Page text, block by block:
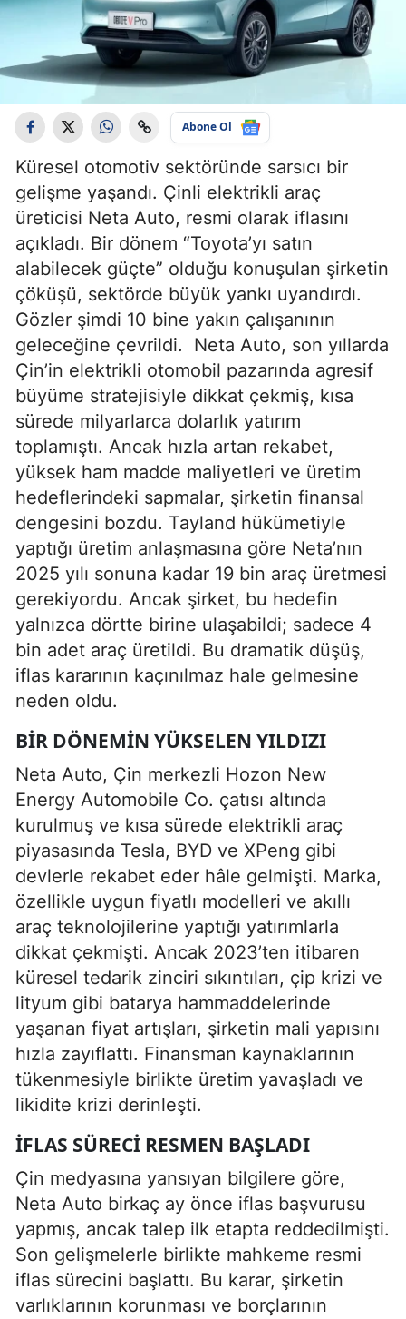
Abone Ol
Küresel otomotiv sektöründe sarsıcı bir
gelişme yaşandı. Çinli elektrikli araç
üreticisi Neta Auto, resmi olarak iflasını
açıkladı. Bir dönem “Toyota’yı satın
alabilecek güçte” olduğu konuşulan şirketin
çöküşü, sektörde büyük yankı uyandırdı.
Gözler şimdi 10 bine yakın çalışanının
geleceğine çevrildi. Neta Auto, son yıllarda
Çin’in elektrikli otomobil pazarında agresif
büyüme stratejisiyle dikkat çekmiş, kısa
sürede milyarlarca dolarlık yatırım
toplamıştı. Ancak hızla artan rekabet,
yüksek ham madde maliyetleri ve üretim
hedeflerindeki sapmalar, şirketin finansal
dengesini bozdu. Tayland hükümetiyle
yaptığı üretim anlaşmasına göre Neta’nın
2025 yılı sonuna kadar 19 bin araç üretmesi
gerekiyordu. Ancak şirket, bu hedefin
yalnızca dörtte birine ulaşabildi; sadece 4
bin adet araç üretildi. Bu dramatik düşüş,
iflas kararının kaçınılmaz hale gelmesine
neden oldu.
BIR DÖNEMIN YÜKSELEN YILDIZI
Neta Auto, Çin merkezli Hozon New
Energy Automobile Co. çatısı altında
kurulmuş ve kısa sürede elektrikli araç
piyasasında Tesla, BYD ve XPeng gibi
devlerle rekabet eder hâle gelmişti. Marka,
özellikle uygun fiyatlı modelleri ve akıllı
araç teknolojilerine yaptığı yatırımlarla
dikkat çekmişti. Ancak 2023’ten itibaren
küresel tedarik zinciri sıkıntıları, çip krizi ve
lityum gibi batarya hammaddelerinde
yaşanan fiyat artışları, şirketin mali yapısını
hızla zayıflattı. Finansman kaynaklarının
tükenmesiyle birlikte üretim yavaşladı ve
likidite krizi derinleşti.
İFLAS SÜRECI RESMEN BAŞLADI
Çin medyasına yansıyan bilgilere göre,
Neta Auto birkaç ay önce iflas başvurusu
yapmış, ancak talep ilk etapta reddedilmişti.
Son gelişmelerle birlikte mahkeme resmi
iflas sürecini başlattı. Bu karar, şirketin
varlıklarının korunması ve borçlarının